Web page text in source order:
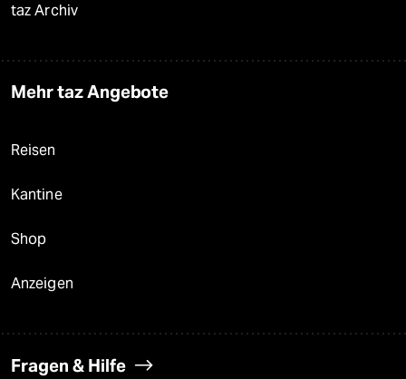
taz Archiv
Mehr taz Angebote
Reisen
Kantine
Shop
Anzeigen
Fragen & Hilfe